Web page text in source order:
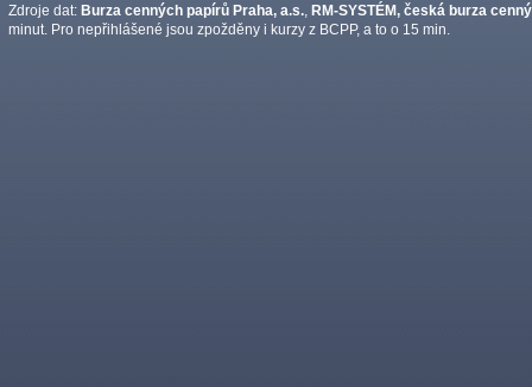
Zdroje dat: Burza cenných papírů Praha, a.s. RM-SYSTÉM, česká burza
minut. Pro nepřihlášené jsou zpožděny i kurzy z BCPP, a to o 15 min.